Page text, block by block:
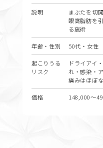
説明
まぶたを切
眼窩脂肪を
る施術
年齢・性別 50代・女性
起こりうる
リスク
ドライアイ
れ・感染・
痛みはほぼ
価格 148,000〜